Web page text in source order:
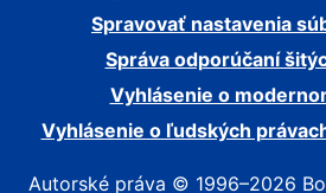
Spravovať nastavenia
Správa odporúčaní
Vyhlásenie o
Vyhlásenie o ľudských
Autorské práva © 1996–2026